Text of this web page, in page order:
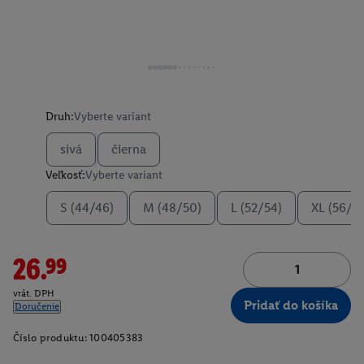
Druh:Vyberte variant
sivá čierna
Veľkosť:Vyberte variant
S (44/46) M (48/50) L (52/54) XL (56/
26.99
vrát. DPH
Doručenie
Pridať do košíka
Číslo produktu: 100405383